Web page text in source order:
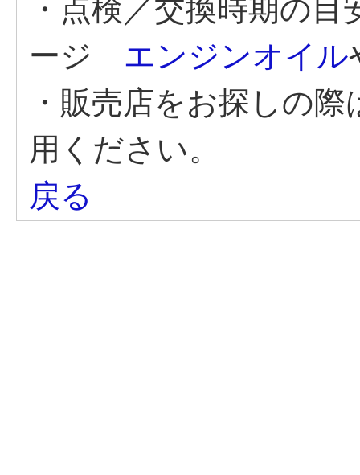
・点検／交換時期の
ージ エンジンオイル
・販売店をお探しの際
用ください。
戻る